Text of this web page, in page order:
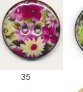
35